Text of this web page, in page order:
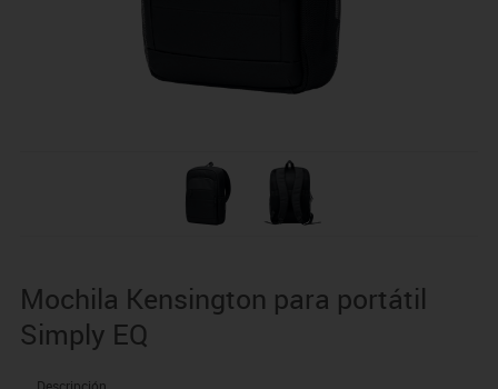
Mochila Kensington para portátil
Simply EQ